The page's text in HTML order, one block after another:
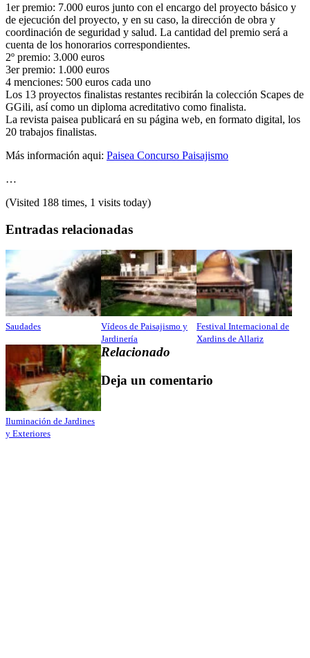
1er premio: 7.000 euros junto con el encargo del proyecto básico y
de ejecución del proyecto, y en su caso, la dirección de obra y
coordinación de seguridad y salud. La cantidad del premio será a
cuenta de los honorarios correspondientes.
2º premio: 3.000 euros
3er premio: 1.000 euros
4 menciones: 500 euros cada uno
Los 13 proyectos finalistas restantes recibirán la colección Scapes de
GGili, así como un diploma acreditativo como finalista.
La revista paisea publicará en su página web, en formato digital, los
20 trabajos finalistas.
Más información aqui: Paisea Concurso Paisajismo
…
(Visited 188 times, 1 visits today)
Entradas relacionadas
Saudades
Vídeos de Paisajismo y
Jardinería
Festival Internacional de
Xardins de Allariz
Iluminación de Jardines
y Exteriores
Relacionado
Deja un comentario